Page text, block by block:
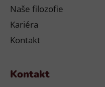
Naše filozofie
Kariéra
Kontakt
Kontakt